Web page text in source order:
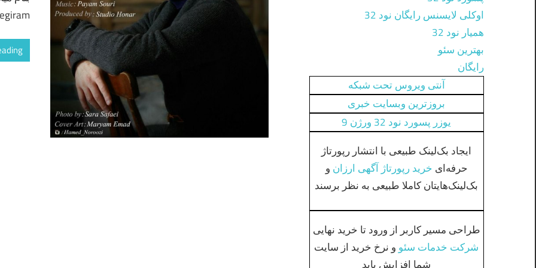
اوکلی لایسنس رایگان نود 32
همیار نود 32
بهترین سئو
رایگان
آنتی ویروس تحت شبکه
بروزترین وبسایت خبری
یوزر پسورد نود 32 ورژن 9
ایجاد بک‌لینک طبیعی با انتشار رپورتاژ
حرفه‌ای خرید رپورتاژ آگهی ارزان و
بک‌لینک‌هایتان کاملا طبیعی به نظر برسند
طراحی مسیر کاربر از ورود تا خرید نهایی
شرکت خدمات سئو و نرخ خرید از سایت
شما افزایش یابد